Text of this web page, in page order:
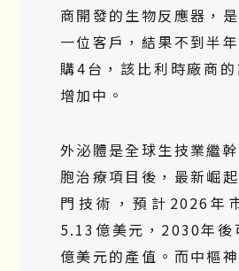
商開發的生物反應器，
一位客戶，結果不到半
購4台，該比利時廠商
增加中。
外泌體是全球生技業繼
胞治療項目後，最新崛
門技術，預計2026年
5.13億美元，2030年後
億美元的產值。而中樞